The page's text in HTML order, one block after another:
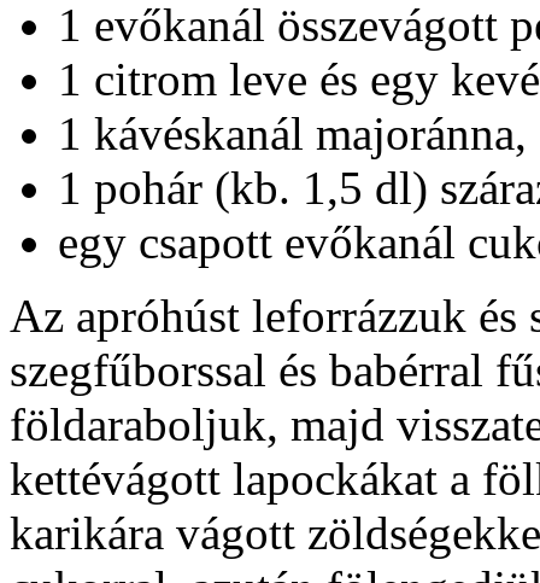
1 evőkanál összevágott
1 citrom leve és egy
1 kávéskanál majoránna,
1 pohár (kb. 1,5 dl)
egy csapott evőkanál
Az apróhúst leforrázzuk és
szegfűborssal és babérral
földaraboljuk, majd
kettévágott lapockákat a
karikára vágott